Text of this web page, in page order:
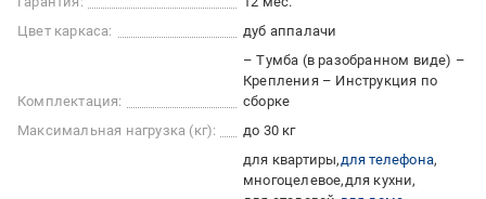
Цвет каркаса:
дуб аппалачи
Комплектация:
– Тумба (в разобранном виде) –
Крепления – Инструкция по
сборке
Максимальная нагрузка (кг):
до 30 кг
для квартиры для телефона
многоцелевое для кухни